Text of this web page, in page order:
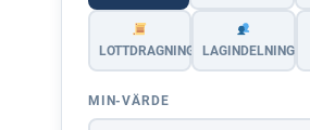
LOTTDRAGNING LAGINDELNING
MIN-VÄRDE